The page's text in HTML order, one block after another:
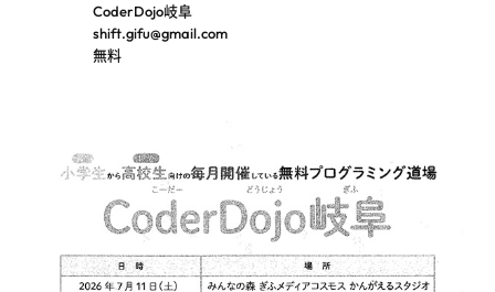
CoderDojo岐阜
shift.gifu@gmail.com
無料